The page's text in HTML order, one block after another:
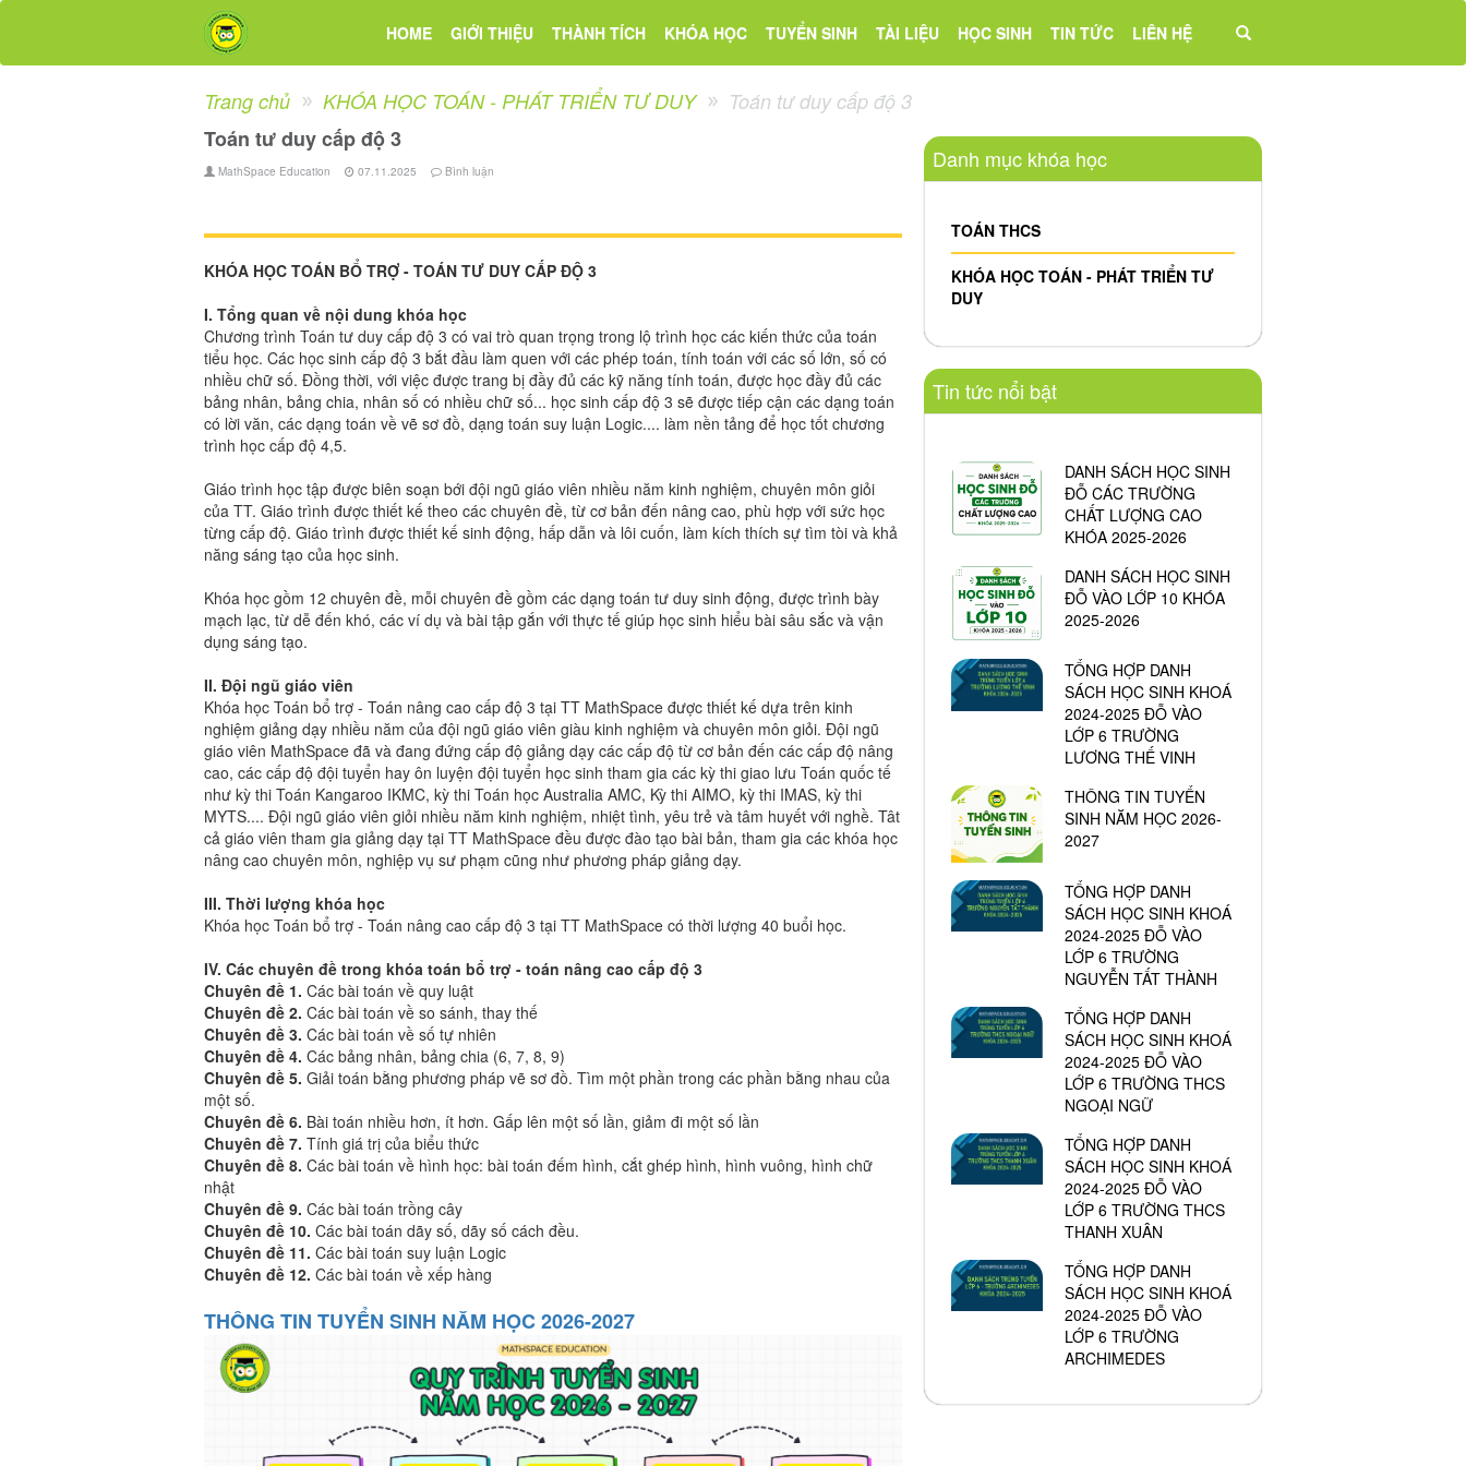
HOME GIỚI THIỆU THÀNH TÍCH KHÓA HỌC TUYỂN SINH TÀI LIỆU HỌC SINH TIN TỨC LIÊN HỆ
Trang chủ KHÓA HỌC TOÁN - PHÁT TRIỂN TƯ DUY Toán tư duy cấp độ 3
Toán tư duy cấp độ 3
MathSpace Education 07.11.2025 Bình luận
KHÓA HỌC TOÁN BỔ TRỢ - TOÁN TƯ DUY CẤP ĐỘ 3
I. Tổng quan về nội dung khóa học
Chương trình Toán tư duy cấp độ 3 có vai trò quan trọng trong lộ trình học các kiến thức của toán
tiểu học. Các học sinh cấp độ 3 bắt đầu làm quen với các phép toán, tính toán với các số lớn, số có
nhiều chữ số. Đồng thời, với việc được trang bị đầy đủ các kỹ năng tính toán, được học đầy đủ các
bảng nhân, bảng chia, nhân số có nhiều chữ số... học sinh cấp độ 3 sẽ được tiếp cận các dạng toán
có lời văn, các dạng toán về vẽ sơ đồ, dạng toán suy luận Logic.... làm nền tảng để học tốt chương
trình học cấp độ 4,5.
Giáo trình học tập được biên soạn bới đội ngũ giáo viên nhiều năm kinh nghiệm, chuyên môn giỏi
của TT. Giáo trình được thiết kế theo các chuyên đề, từ cơ bản đến nâng cao, phù hợp với sức học
từng cấp độ. Giáo trình được thiết kế sinh động, hấp dẫn và lôi cuốn, làm kích thích sự tìm tòi và khả
năng sáng tạo của học sinh.
Khóa học gồm 12 chuyên đề, mỗi chuyên đề gồm các dạng toán tư duy sinh động, được trình bày
mạch lạc, từ dễ đến khó, các ví dụ và bài tập gắn với thực tế giúp học sinh hiểu bài sâu sắc và vận
dụng sáng tạo.
II. Đội ngũ giáo viên
Khóa học Toán bổ trợ - Toán nâng cao cấp độ 3 tại TT MathSpace được thiết kế dựa trên kinh
nghiệm giảng dạy nhiều năm của đội ngũ giáo viên giàu kinh nghiệm và chuyên môn giỏi. Đội ngũ
giáo viên MathSpace đã và đang đứng cấp độ giảng dạy các cấp độ từ cơ bản đến các cấp độ nâng
cao, các cấp độ đội tuyển hay ôn luyện đội tuyển học sinh tham gia các kỳ thi giao lưu Toán quốc tế
như kỳ thi Toán Kangaroo IKMC, kỳ thi Toán học Australia AMC, Kỳ thi AIMO, kỳ thi IMAS, kỳ thi
MYTS.... Đội ngũ giáo viên giỏi nhiều năm kinh nghiệm, nhiệt tình, yêu trẻ và tâm huyết với nghề. Tât
cả giáo viên tham gia giảng dạy tại TT MathSpace đều được đào tạo bài bản, tham gia các khóa học
nâng cao chuyên môn, nghiệp vụ sư phạm cũng như phương pháp giảng dạy.
III. Thời lượng khóa học
Khóa học Toán bổ trợ - Toán nâng cao cấp độ 3 tại TT MathSpace có thời lượng 40 buổi học.
IV. Các chuyên đề trong khóa toán bổ trợ - toán nâng cao cấp độ 3
Chuyên đề 1. Các bài toán về quy luật
Chuyên đề 2. Các bài toán về so sánh, thay thế
Chuyên đề 3. Các bài toán về số tự nhiên
Chuyên đề 4. Các bảng nhân, bảng chia (6, 7, 8, 9)
Chuyên đề 5. Giải toán bằng phương pháp vẽ sơ đồ. Tìm một phần trong các phần bằng nhau của
một số.
Chuyên đề 6. Bài toán nhiều hơn, ít hơn. Gấp lên một số lần, giảm đi một số lần
Chuyên đề 7. Tính giá trị của biểu thức
Chuyên đề 8. Các bài toán về hình học: bài toán đếm hình, cắt ghép hình, hình vuông, hình chữ
nhật
Chuyên đề 9. Các bài toán trồng cây
Chuyên đề 10. Các bài toán dãy số, dãy số cách đều.
Chuyên đề 11. Các bài toán suy luận Logic
Chuyên đề 12. Các bài toán về xếp hàng
THÔNG TIN TUYỂN SINH NĂM HỌC 2026-2027
Danh mục khóa học
TOÁN THCS
KHÓA HỌC TOÁN - PHÁT TRIỂN TƯ
DUY
Tin tức nổi bật
DANH SÁCH HỌC SINH
ĐỖ CÁC TRƯỜNG
CHẤT LƯỢNG CAO
KHÓA 2025-2026
DANH SÁCH HỌC SINH
ĐỖ VÀO LỚP 10 KHÓA
2025-2026
TỔNG HỢP DANH
SÁCH HỌC SINH KHOÁ
2024-2025 ĐỖ VÀO
LỚP 6 TRƯỜNG
LƯƠNG THẾ VINH
THÔNG TIN TUYỂN
SINH NĂM HỌC 2026-
2027
TỔNG HỢP DANH
SÁCH HỌC SINH KHOÁ
2024-2025 ĐỖ VÀO
LỚP 6 TRƯỜNG
NGUYỄN TẤT THÀNH
TỔNG HỢP DANH
SÁCH HỌC SINH KHOÁ
2024-2025 ĐỖ VÀO
LỚP 6 TRƯỜNG THCS
NGOẠI NGỮ
TỔNG HỢP DANH
SÁCH HỌC SINH KHOÁ
2024-2025 ĐỖ VÀO
LỚP 6 TRƯỜNG THCS
THANH XUÂN
TỔNG HỢP DANH
SÁCH HỌC SINH KHOÁ
2024-2025 ĐỖ VÀO
LỚP 6 TRƯỜNG
ARCHIMEDES